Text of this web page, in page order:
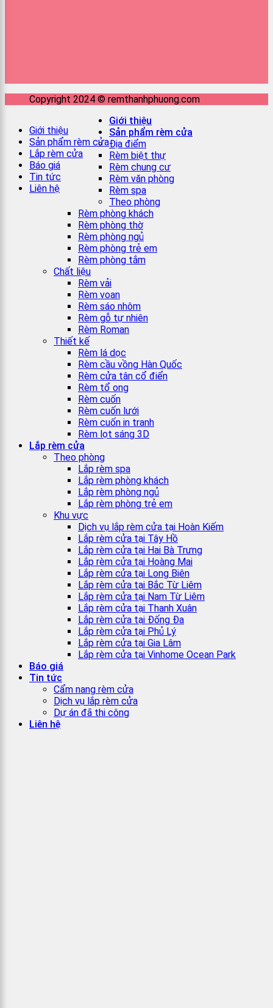
Copyright 2024 © remthanhphuong.com
Giới thiệu
Sản phẩm rèm cửa
Lắp rèm cửa
Báo giá
Tin tức
Liên hệ
Giới thiệu
Sản phẩm rèm cửa
Địa điểm
Rèm biệt thự
Rèm chung cư
Rèm văn phòng
Rèm spa
Theo phòng
Rèm phòng khách
Rèm phòng thờ
Rèm phòng ngủ
Rèm phòng trẻ em
Rèm phòng tắm
Chất liệu
Rèm vải
Rèm voan
Rèm sáo nhôm
Rèm gỗ tự nhiên
Rèm Roman
Thiết kế
Rèm lá dọc
Rèm cầu vồng Hàn Quốc
Rèm cửa tân cổ điển
Rèm tổ ong
Rèm cuốn
Rèm cuốn lưới
Rèm cuốn in tranh
Rèm lọt sáng 3D
Lắp rèm cửa
Theo phòng
Lắp rèm spa
Lắp rèm phòng khách
Lắp rèm phòng ngủ
Lắp rèm phòng trẻ em
Khu vực
Dịch vụ lắp rèm cửa tại Hoàn Kiếm
Lắp rèm cửa tại Tây Hồ
Lắp rèm cửa tại Hai Bà Trưng
Lắp rèm cửa tại Hoàng Mai
Lắp rèm cửa tại Long Biên
Lắp rèm cửa tại Bắc Từ Liêm
Lắp rèm cửa tại Nam Từ Liêm
Lắp rèm cửa tại Thanh Xuân
Lắp rèm cửa tại Đống Đa
Lắp rèm cửa tại Phủ Lý
Lắp rèm cửa tại Gia Lâm
Lắp rèm cửa tại Vinhome Ocean Park
Báo giá
Tin tức
Cẩm nang rèm cửa
Dịch vụ lắp rèm cửa
Dự án đã thi công
Liên hệ